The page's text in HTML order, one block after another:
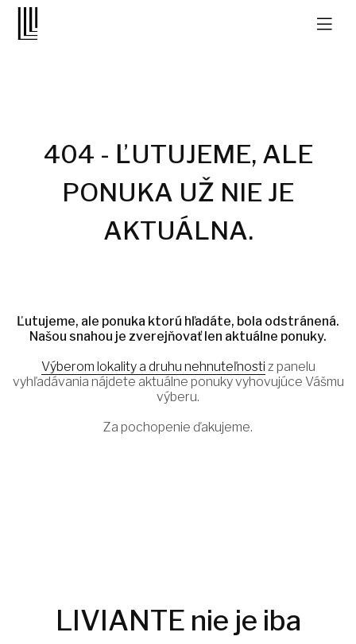
404 - ĽUTUJEME, ALE
PONUKA UŽ NIE JE
AKTUÁLNA.
Ľutujeme, ale ponuka ktorú hľadáte, bola odstránená.
Našou snahou je zverejňovať len aktuálne ponuky.
Výberom lokality a druhu nehnuteľnosti z panelu
vyhľadávania nájdete aktuálne ponuky vyhovujúce Vášmu
výberu.
Za pochopenie ďakujeme.
LIVIANTE nie je iba